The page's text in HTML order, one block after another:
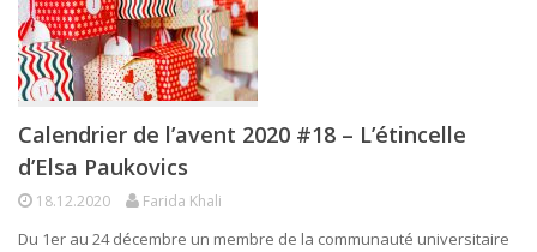
Calendrier de l’avent 2020 #18 – L’étincelle
d’Elsa Paukovics
18.12.2020 Farida Khali
Du 1er au 24 décembre un membre de la communauté universitaire